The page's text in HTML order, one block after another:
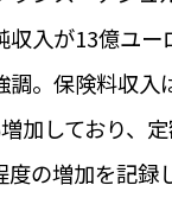
#トリビア
#データで
#フランス交通機関
度
#アプリ
#いざと
#サステ
シピ #ビューティー
収入が13億ユー
調。保険料収入
加しており、
度の増加を記録